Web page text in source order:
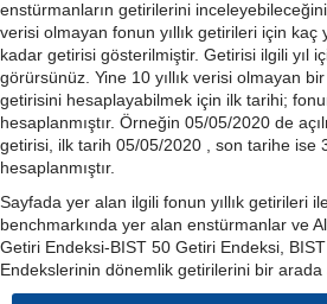
enstürmanların getirilerini
verisi olmayan fonun yıllık getirileri için kaç
kadar getirisi gösterilmiştir. Getirisi ilgili yıl
görürsünüz. Yine 10 yıllık verisi olmayan
getirisini hesaplayabilmek için ilk tarihi;
hesaplanmıştır. Örneğin 05/05/2020 de
getirisi, ilk tarih 05/05/2020 , son tarihe ise
hesaplanmıştır.
Sayfada yer alan ilgili fonun yıllık getirileri
benchmarkında yer alan enstürmanlar ve
Getiri Endeksi-BIST 50 Getiri Endeksi,
Endekslerinin dönemlik getirilerini bir